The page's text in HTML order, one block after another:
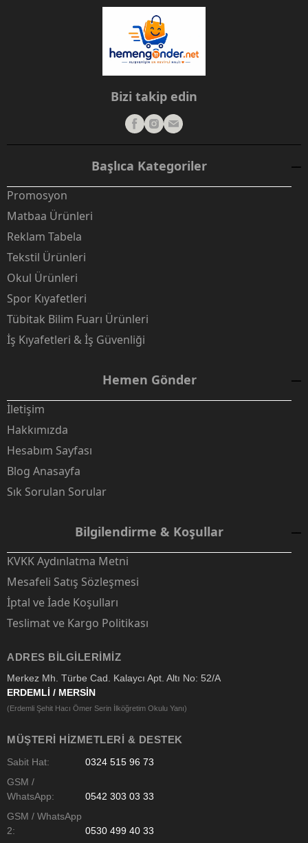
Bizi takip edin
Başlıca Kategoriler
Promosyon
Matbaa Ürünleri
Reklam Tabela
Tekstil Ürünleri
Okul Ürünleri
Spor Kıyafetleri
Tübitak Bilim Fuarı Ürünleri
İş Kıyafetleri & İş Güvenliği
Hemen Gönder
İletişim
Hakkımızda
Hesabım Sayfası
Blog Anasayfa
Sık Sorulan Sorular
Bilgilendirme & Koşullar
KVKK Aydınlatma Metni
Mesafeli Satış Sözleşmesi
İptal ve İade Koşulları
Teslimat ve Kargo Politikası
ADRES BILGILERIMIZ
Merkez Mh. Türbe Cad. Kalaycı Apt. Altı No: 52/A
ERDEMLİ / MERSİN
(Erdemli Şehit Hacı Ömer Serin İlköğretim Okulu Yanı)
MÜŞTERI HIZMETLERI & DESTEK
Sabit Hat:
0324 515 96 73
GSM /
WhatsApp:
0542 303 03 33
GSM / WhatsApp
2:
0530 499 40 33